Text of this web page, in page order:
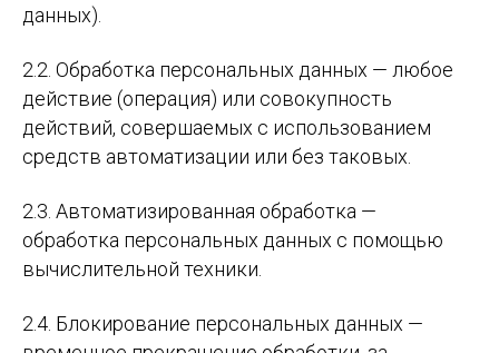
данных).
2.2. Обработка персональных данных — любое
действие (операция) или совокупность
действий, совершаемых с использованием
средств автоматизации или без таковых.
2.3. Автоматизированная обработка —
обработка персональных данных с помощью
вычислительной техники.
2.4. Блокирование персональных данных —